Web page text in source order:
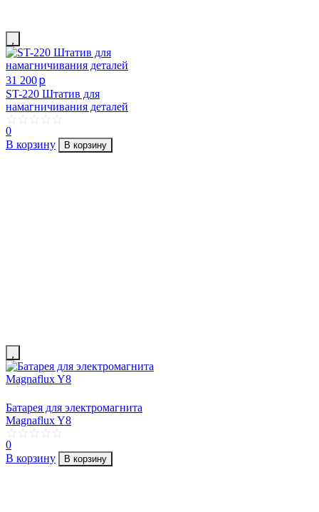
31 200p
ST-220 Штатив для
намагничивания деталей
0
В корзину
В корзину
Батарея для электромагнита
Magnaflux Y8
0
В корзину
В корзину